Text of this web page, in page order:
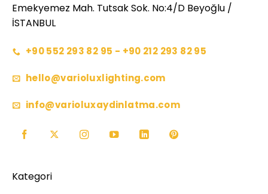
Emekyemez Mah. Tutsak Sok. No:4/D Beyoğlu /
İSTANBUL
+90 552 293 82 95 - +90 212 293 82 95
hello@varioluxlighting.com
info@varioluxaydinlatma.com
Kategori